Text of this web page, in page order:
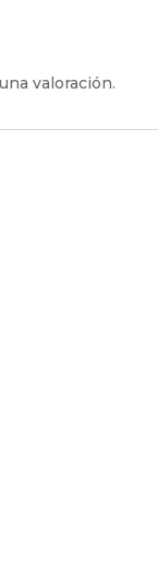
valoración.